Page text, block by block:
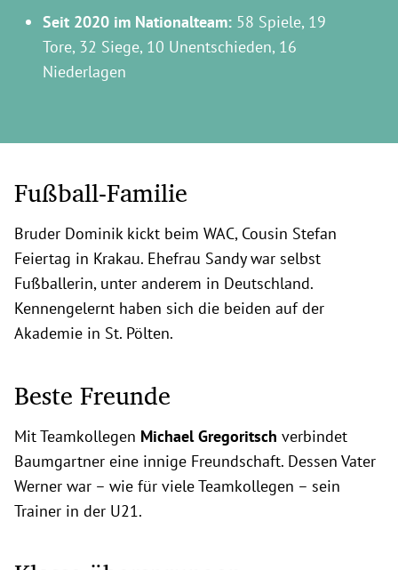
Seit 2020 im Nationalteam: 58 Spiele, 19
Tore, 32 Siege, 10 Unentschieden, 16
Niederlagen
Fußball-Familie
Bruder Dominik kickt beim WAC, Cousin Stefan
Feiertag in Krakau. Ehefrau Sandy war selbst
Fußballerin, unter anderem in Deutschland.
Kennengelernt haben sich die beiden auf der
Akademie in St. Pölten.
Beste Freunde
Mit Teamkollegen Michael Gregoritsch verbindet
Baumgartner eine innige Freundschaft. Dessen Vater
Werner war – wie für viele Teamkollegen – sein
Trainer in der U21.